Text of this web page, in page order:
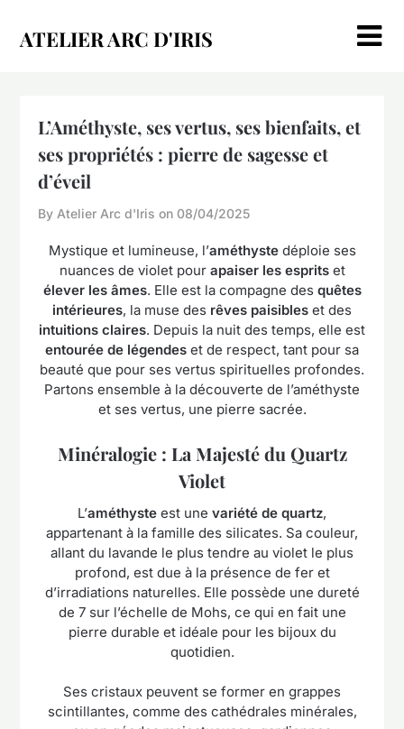
ATELIER ARC D'IRIS
L’Améthyste, ses vertus, ses bienfaits, et
ses propriétés : pierre de sagesse et
d’éveil
By Atelier Arc d'Iris on 08/04/2025
Mystique et lumineuse, l’améthystedéploie ses
nuances de violet pour apaiser les espritset
élever les âmes. Elle est la compagne des quêtes
intérieures, la muse des rêves paisibles et des
intuitions claires. Depuis la nuit des temps, elle est
entourée de légendes et de respect, tant pour sa
beauté que pour ses vertus spirituelles profondes.
Partons ensemble à la découverte de l’améthyste
et ses vertus, une pierre sacrée.
Minéralogie : La Majesté du Quartz
Violet
L’améthyste est une variété de quartz,
appartenant à la famille des silicates. Sa couleur,
allant du lavande le plus tendre au violet le plus
profond, est due à la présence de fer et
d’irradiations naturelles. Elle possède une dureté
de 7 sur l’échelle de Mohs, ce qui en fait une
pierre durable et idéale pour les bijoux du
quotidien.
Ses cristaux peuvent se former en grappes
scintillantes, comme des cathédrales minérales,